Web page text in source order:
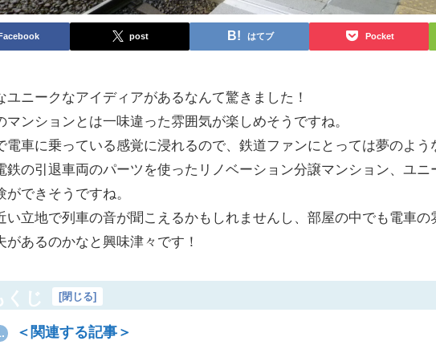
post はてブ Pocket
ユニークなアイディアがあるなんて驚きました！
マンションとは一味違った雰囲気が楽しめそうですね。
電車に乗っている感覚に浸れるので、鉄道ファンにとっては夢のよう
鉄の引退車両のパーツを使ったリノベーション分譲マンション、ユニ
ができそうですね。
い立地で列車の音が聞こえるかもしれませんし、部屋の中でも電車の
があるのかなと興味津々です！
くじ [閉じる]
＜関連する記事＞